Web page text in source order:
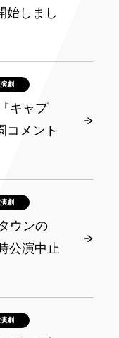
始しまし
演劇
キャプ
コメント
演劇
ウンの
公演中⽌
演劇